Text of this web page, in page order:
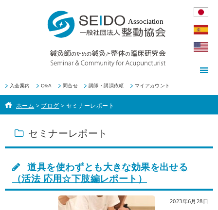
入会案内 Q&A 問合せ 講師・講演依頼 マイアカウント
ホーム > ブログ > セミナーレポート
セミナーレポート
道具を使わずとも大きな効果を出せる
（活法 応用☆下肢編レポート）
2023年6月28日